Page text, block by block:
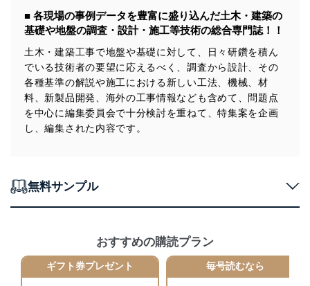
みを確実にするため、従業者等の教育を徹底してまいり
ます。また、目的外利用を行わないために、適切な管理
措置を講じます。
法令遵守
当社は、個人情報に関連する法令、国が定める指針及び
その他の規範を遵守します。また、当社の管理の仕組み
に、これらの法令及びその他の規範を常に適合させま
す。
当社は、個人情報の正確性及び安全性を確保するため
アクセス制御
個人データを取り扱うことのできる機器及び当該
機器を取り扱う従業者を明確化し、 個人データへ
■ 各現場の事例データを豊富に盛り込んだ土木・建築の
基礎や地盤の調査・設計・施工等技術の総合専門誌！！
土木・建築工事で地盤や基礎に対して、日々研鑽を積ん
でいる技術者の要望に応えるべく、調査から設計、その
各種基準の解説や施工における新しい工法、機械、材
料、新製品開発、海外の工事情報なども含めて、問題点
を中心に編集委員会で十分検討を重ねて、特集案を企画
し、編集された内容です。
無料サンプル
おすすめの購読プラン
ギフト券プレゼント 毎号読むなら